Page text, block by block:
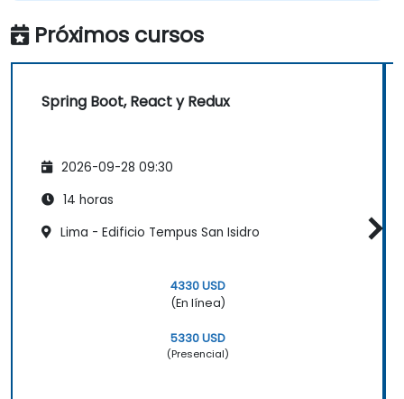
Próximos cursos
Spring Boot, React y Redux
2026-09-28 09:30
14 horas
Lima - Edificio Tempus San Isidro
4330 USD
(En línea)
5330 USD
(Presencial)